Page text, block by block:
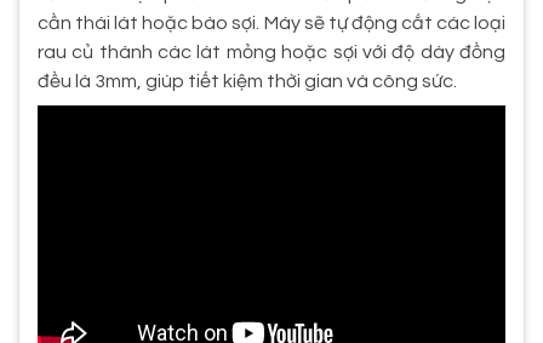
cần thái lát hoặc bào sợi. Máy sẽ tự động cắt các loại
rau củ thành các lát mỏng hoặc sợi với độ dày đồng
đều là 3mm, giúp tiết kiệm thời gian và công sức.